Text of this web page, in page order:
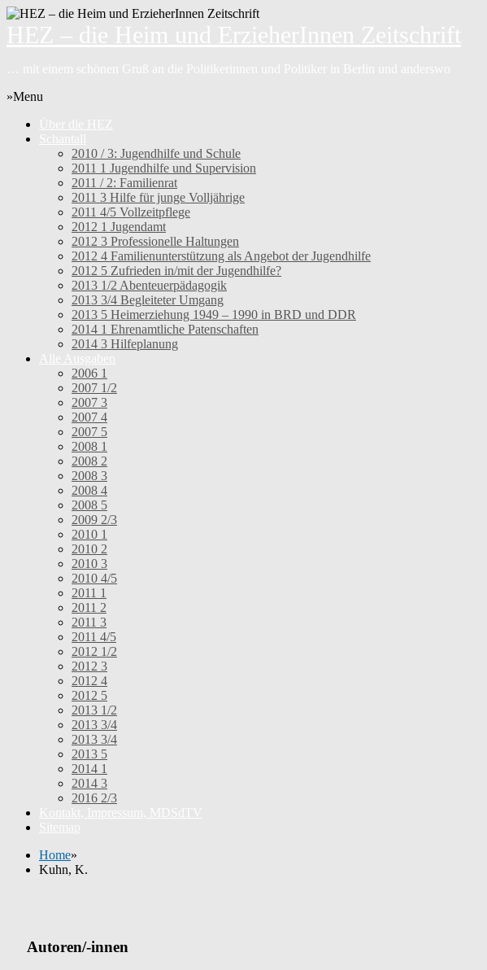
»Menu
2010 / 3: Jugendhilfe und Schule
2011 1 Jugendhilfe und Supervision
2011 / 2: Familienrat
2011 3 Hilfe für junge Volljährige
2011 4/5 Vollzeitpflege
2012 1 Jugendamt
2012 3 Professionelle Haltungen
2012 4 Familienunterstützung als Angebot der Jugendhilfe
2012 5 Zufrieden in/mit der Jugendhilfe?
2013 1/2 Abenteuerpädagogik
2013 3/4 Begleiteter Umgang
2013 5 Heimerziehung 1949 – 1990 in BRD und DDR
2014 1 Ehrenamtliche Patenschaften
2014 3 Hilfeplanung
2006 1
2007 1/2
2007 3
2007 4
2007 5
2008 1
2008 2
2008 3
2008 4
2008 5
2009 2/3
2010 1
2010 2
2010 3
2010 4/5
2011 1
2011 2
2011 3
2011 4/5
2012 1/2
2012 3
2012 4
2012 5
2013 1/2
2013 3/4
2013 3/4
2013 5
2014 1
2014 3
2016 2/3
Home»
Kuhn, K.
Autoren/-innen